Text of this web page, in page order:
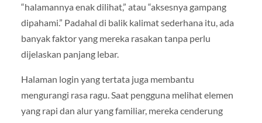
“halamannya enak dilihat,” atau “aksesnya gampang
dipahami.” Padahal di balik kalimat sederhana itu, ada
banyak faktor yang mereka rasakan tanpa perlu
dijelaskan panjang lebar.
Halaman login yang tertata juga membantu
mengurangi rasa ragu. Saat pengguna melihat elemen
yang rapi dan alur yang familiar, mereka cenderung